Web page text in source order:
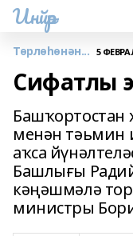
Инйәр
Төрлөһөнән... 5
Сифатлы
Башҡортостан
менән тәьмин
аҡса
Башлығы
кәңәшмәлә
министры